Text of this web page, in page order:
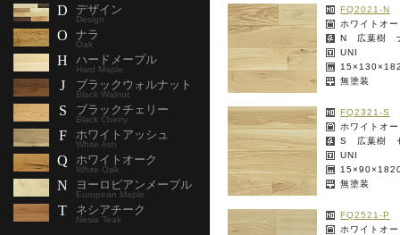
FQ2021-N
ホワイトオ
N 広葉樹
UNI
無塗装
FQ2321-S
ホワイトオ
S 広葉樹
UNI
無塗装
FQ2521-P
ホワイトオ
D デザイン
Design
O ナラ
Oak
H ハードメープル
Hard Maple
J ブラックウォルナット
Black Walnut
S ブラックチェリー
Black Cherry
F ホワイトアッシュ
White Ash
Q ホワイトオーク
White Oak
N ヨーロピアンメープル
European Maple
T ネシアチーク
Nesia Teak